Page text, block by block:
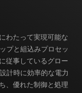
わたって実現可能な
プと組込みプロセッ
従事しているグロー
計時に効率的な電力
、優れた制御と処理